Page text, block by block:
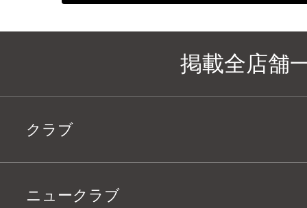
掲載全店舗
クラブ
ニュークラブ